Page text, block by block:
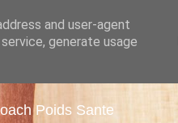
Poids Sante
and user-agent
generate usage